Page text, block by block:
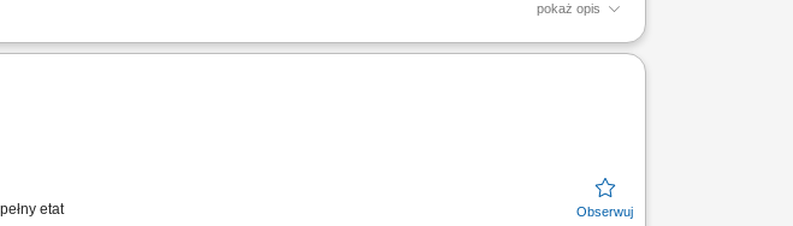
pokaż opis
Koordynacja wydarzeń i uroczystości na Wydziale Lekarskim.
pełny etat